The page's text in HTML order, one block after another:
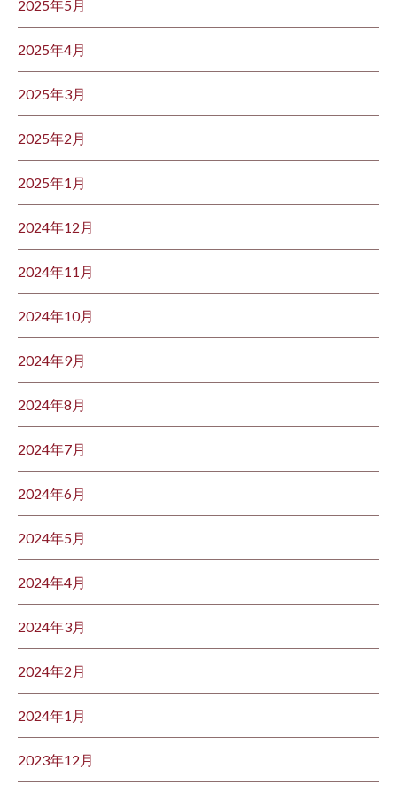
2025年5月
2025年4月
2025年3月
2025年2月
2025年1月
2024年12月
2024年11月
2024年10月
2024年9月
2024年8月
2024年7月
2024年6月
2024年5月
2024年4月
2024年3月
2024年2月
2024年1月
2023年12月